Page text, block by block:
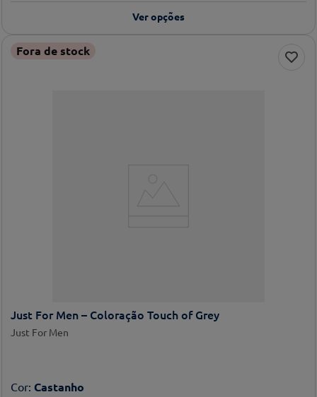
Ver opções
Fora de stock
Just For Men – Coloração Touch of Grey
Just For Men
Cor: Castanho